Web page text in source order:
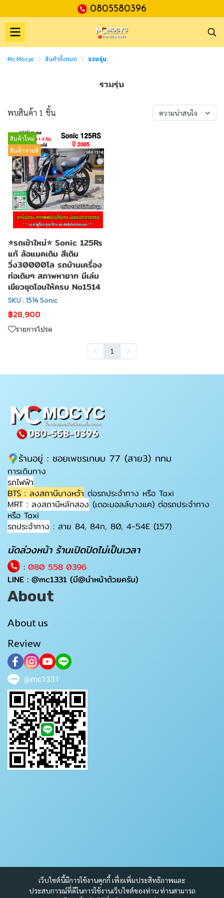
0805580396
Mc Mocyc สินค้าทั้งหมด รวมรุ่น
รวมรุ่น
พบสินค้า 1 ชิ้น ความน่าสนใจ
สินค้าใหม่
สินค้าขายดี
⭐รถเข้าใหม่⭐ Sonic 125Rs
แท้ ล้อแมคเดิม สีเดิม
วิ่ง30000โล รถบ้านเครื่อง
ท่อเดิมๆ สภาพหายาก มีเล่ม
เขียวชุดโอนให้ครบ No1514
SKU : 1514 Sonic
฿28,900
รายการโปรด
1
เว็บไซต์นี้มีการใช้งานคุกกี้ เพื่อเพิ่มประสิทธิภาพและ
ประสบการณ์ที่ดีในการใช้งานเว็บไซต์ของท่าน ท่านสามารถ
ร้านอยู่ : ซอยเพชรเกษม 77 (สาย3) กทม
การเดินทาง
รถไฟฟ้า
BTS : ลงสถานีบางหว้า ต่อรถประจำทาง หรือ Taxi
MRT : ลงสถานีหลักสอง (เดอะมอลล์บางแค) ต่อรถประจำทาง
หรือ Taxi
รถประจำทาง : สาย 84, 84ก, 80, 4-54E (157)
นัดล่วงหน้า ร้านเปิดปิดไม่เป็นเวลา
: 080 558 0396
LINE : @mc1331 (มี@นำหน้าด้วยครับ)
About
About us
Review
@mc1331